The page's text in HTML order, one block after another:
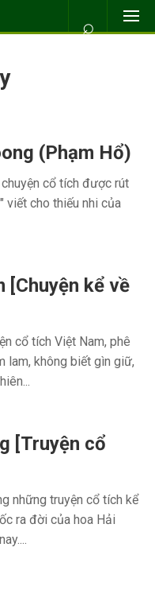
⌕
(Phạm Hổ)
cổ tích được rút
viết cho thiếu nhi của
[Chuyện kể về
cổ tích Việt Nam, phê
lam, không biết gìn giữ,
[Truyện cổ
những truyện cổ tích kể
ra đời của hoa Hải